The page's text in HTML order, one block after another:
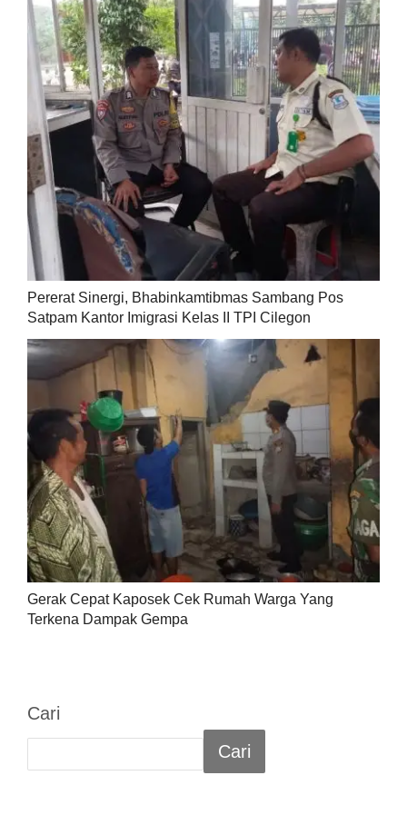
Pererat Sinergi, Bhabinkamtibmas Sambang Pos
Satpam Kantor Imigrasi Kelas II TPI Cilegon
Gerak Cepat Kaposek Cek Rumah Warga Yang
Terkena Dampak Gempa
Cari
Cari